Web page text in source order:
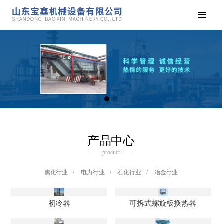
产品中心
—— product ——
焦化行业 / 电力行业 / 石化行业 / 冶金行业
初冷器 可拆式螺旋板换热器